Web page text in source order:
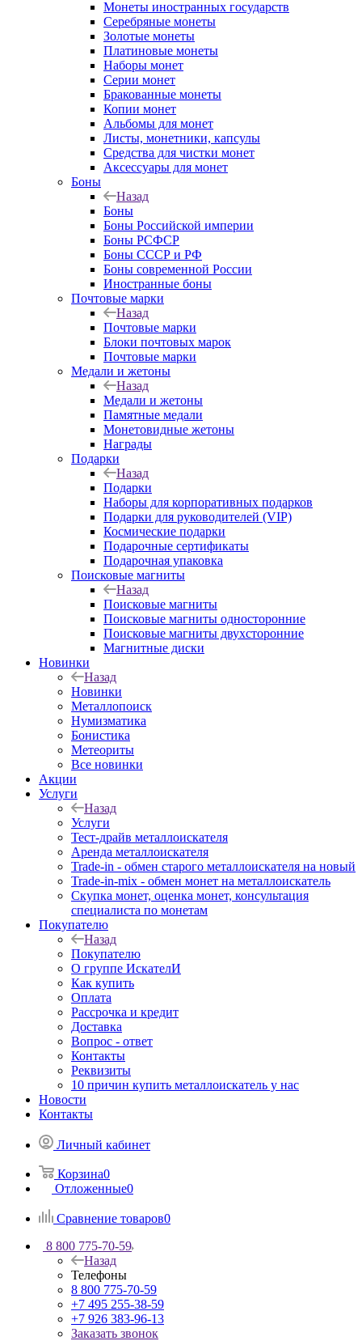
Монеты иностранных государств
Серебряные монеты
Золотые монеты
Платиновые монеты
Наборы монет
Серии монет
Бракованные монеты
Копии монет
Альбомы для монет
Листы, монетники, капсулы
Средства для чистки монет
Аксессуары для монет
Боны
Назад
Боны
Боны Российской империи
Боны РСФСР
Боны СССР и РФ
Боны современной России
Иностранные боны
Почтовые марки
Назад
Почтовые марки
Блоки почтовых марок
Почтовые марки
Медали и жетоны
Назад
Медали и жетоны
Памятные медали
Монетовидные жетоны
Награды
Подарки
Назад
Подарки
Наборы для корпоративных подарков
Подарки для руководителей (VIP)
Космические подарки
Подарочные сертификаты
Подарочная упаковка
Поисковые магниты
Назад
Поисковые магниты
Поисковые магниты односторонние
Поисковые магниты двухсторонние
Магнитные диски
Новинки
Назад
Новинки
Металлопоиск
Нумизматика
Бонистика
Метеориты
Все новинки
Акции
Услуги
Назад
Услуги
Тест-драйв металлоискателя
Аренда металлоискателя
Trade-in - обмен старого металлоискателя на новый
Trade-in-mix - обмен монет на металлоискатель
Скупка монет, оценка монет, консультация
специалиста по монетам
Покупателю
Назад
Покупателю
О группе ИскателИ
Как купить
Оплата
Рассрочка и кредит
Доставка
Вопрос - ответ
Контакты
Реквизиты
10 причин купить металлоискатель у нас
Новости
Контакты
Личный кабинет
Корзина0
Отложенные0
Сравнение товаров0
8 800 775-70-59
Назад
Телефоны
8 800 775-70-59
+7 495 255-38-59
+7 926 383-96-13
Заказать звонок